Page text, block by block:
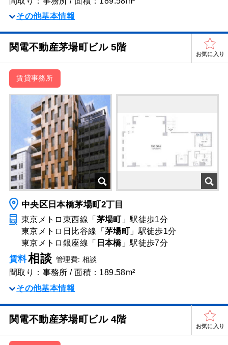
その他基本情報
関電不動産茅場町ビル 5階
お気に入り
賃貸事務所
中央区日本橋茅場町2丁目
東京メトロ東西線「 茅場町 」駅徒歩1分
東京メトロ日比谷線「 茅場町 」駅徒歩1分
東京メトロ銀座線「
日本橋」駅徒歩7分
賃料相談 管理費: 相談
間取り：事務所 / 面積：189.58m²
その他基本情報
関電不動産茅場町ビル 4階
お気に入り